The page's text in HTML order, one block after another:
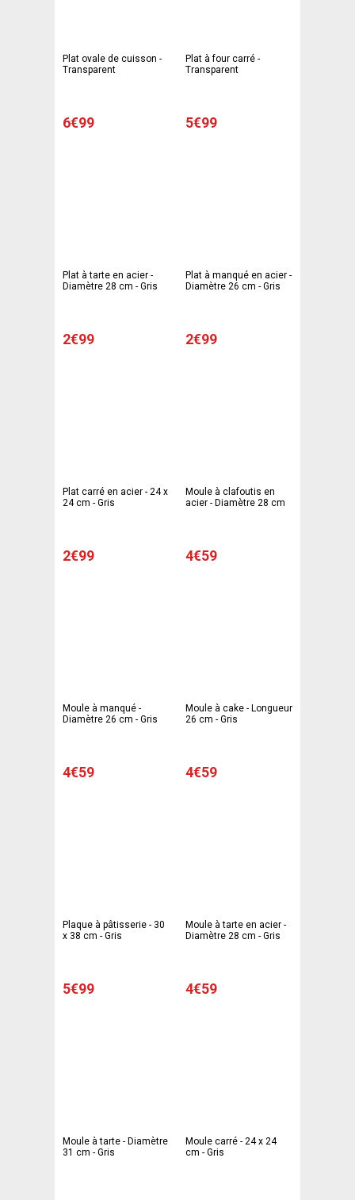
Plat ovale de cuisson -
Transparent
6€99
Plat à four carré -
Transparent
5€99
Plat à tarte en acier -
Diamètre 28 cm - Gris
2€99
Plat à manqué en acier -
Diamètre 26 cm - Gris
2€99
Plat carré en acier - 24 x
24 cm - Gris
2€99
Moule à clafoutis en
acier - Diamètre 28 cm
4€59
Moule à manqué -
Diamètre 26 cm - Gris
4€59
Moule à cake - Longueur
26 cm - Gris
4€59
Plaque à pâtisserie - 30
x 38 cm - Gris
5€99
Moule à tarte en acier -
Diamètre 28 cm - Gris
4€59
Moule à tarte - Diamètre
31 cm - Gris
Moule carré - 24 x 24
cm - Gris